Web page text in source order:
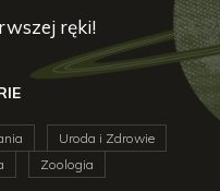
ręki!
Uroda i Zdrowie
Zoologia